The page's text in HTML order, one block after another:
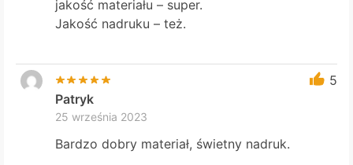
jakość materiału – super.
Jakość nadruku – też.
5
Patryk
25 września 2023
Bardzo dobry materiał, świetny nadruk.